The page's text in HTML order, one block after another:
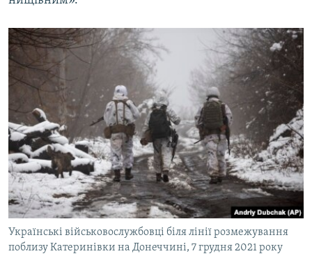
Українські військовослужбовці біля лінії розмежування
поблизу Катеринівки на Донеччині, 7 грудня 2021 року